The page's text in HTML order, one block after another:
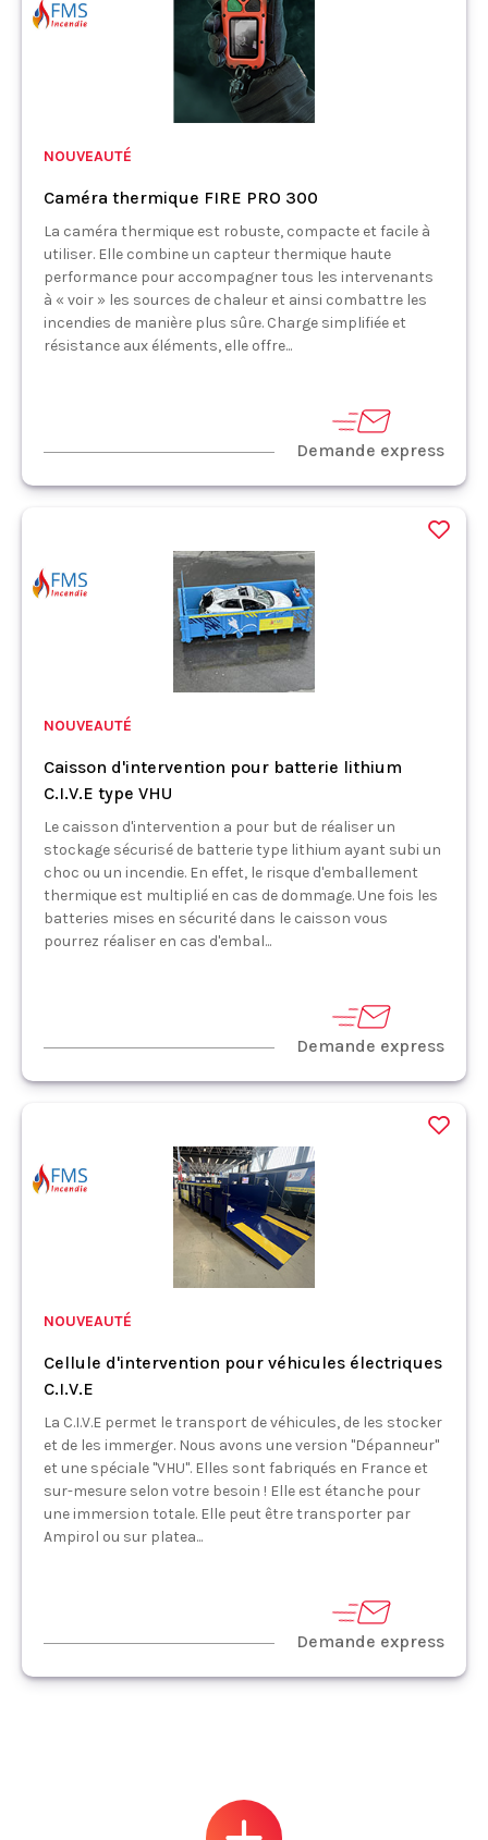
NOUVEAUTÉ
Caméra thermique FIRE PRO 300
La caméra thermique est robuste, compacte et facile à
utiliser. Elle combine un capteur thermique haute
performance pour accompagner tous les intervenants
à « voir » les sources de chaleur et ainsi combattre les
incendies de manière plus sûre. Charge simplifiée et
résistance aux éléments, elle offre...
Demande express
NOUVEAUTÉ
Caisson d'intervention pour batterie lithium
C.I.V.E type VHU
Le caisson d'intervention a pour but de réaliser un
stockage sécurisé de batterie type lithium ayant subi un
choc ou un incendie. En effet, le risque d'emballement
thermique est multiplié en cas de dommage. Une fois les
batteries mises en sécurité dans le caisson vous
pourrez réaliser en cas d'embal...
Demande express
NOUVEAUTÉ
Cellule d'intervention pour véhicules électriques
C.I.V.E
La C.I.V.E permet le transport de véhicules, de les stocker
et de les immerger. Nous avons une version "Dépanneur"
et une spéciale "VHU". Elles sont fabriqués en France et
sur-mesure selon votre besoin ! Elle est étanche pour
une immersion totale. Elle peut être transporter par
Ampirol ou sur platea...
Demande express